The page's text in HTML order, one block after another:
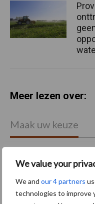
We value your
We and our 4 partners
technologies to improve
Meer lezen over:
Maak uw keuze
Machines